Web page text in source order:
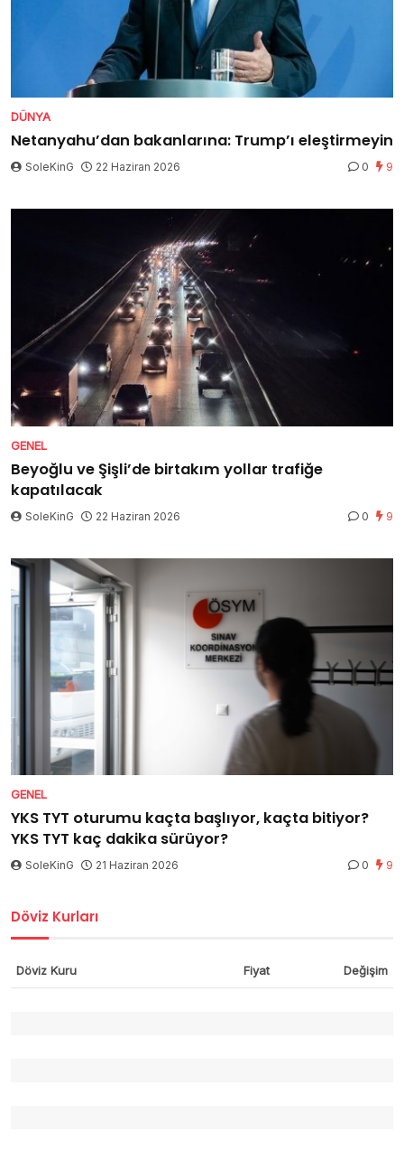
DÜNYA
Netanyahu’dan bakanlarına: Trump’ı eleştirmeyin
SoleKinG 22 Haziran 2026 0 9
GENEL
Beyoğlu ve Şişli’de birtakım yollar trafiğe
kapatılacak
SoleKinG 22 Haziran 2026 0 9
GENEL
YKS TYT oturumu kaçta başlıyor, kaçta bitiyor?
YKS TYT kaç dakika sürüyor?
SoleKinG 21 Haziran 2026 0 9
Döviz Kurları
Döviz Kuru Fiyat Değişim